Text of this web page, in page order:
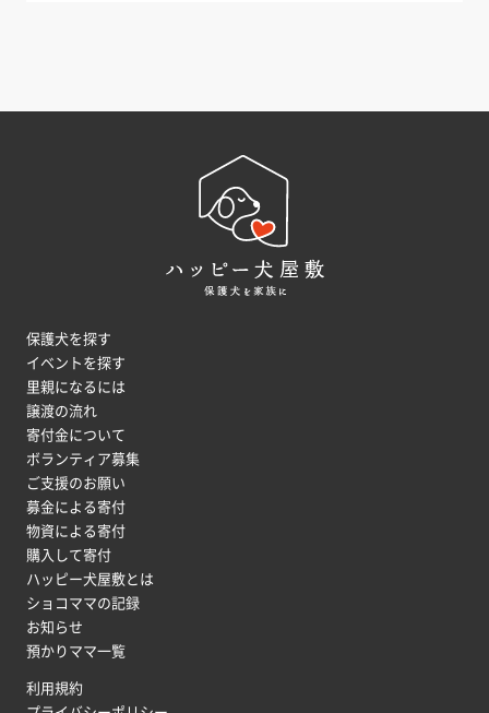
保護犬を探す
イベントを探す
里親になるには
譲渡の流れ
寄付金について
ボランティア募集
ご支援のお願い
募金による寄付
物資による寄付
購入して寄付
ハッピー犬屋敷とは
ショコママの記録
お知らせ
預かりママ一覧
利用規約